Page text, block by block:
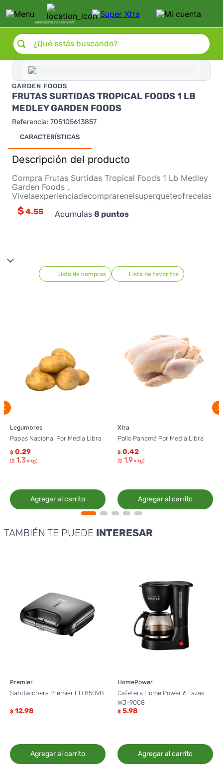
Seleccionauna ubicación
¿Qué estás buscando?
GARDEN FOODS
FRUTAS SURTIDAS TROPICAL FOODS 1 LB
MEDLEY GARDEN FOODS
Referencia: 705105613857
CARACTERÍSTICAS
Descripción del producto
Compra Frutas Surtidas Tropical Foods 1 Lb Medley
Garden Foods .
$4.55 Acumulas 8 puntos
Lista de compras Lista de favoritos
Legumbres
Papas Nacional Por Media Libra
$ 0.29
($ 1.3x kg)
Agregar al carrito
Xtra
Pollo Panamá Por Media Libra
$ 0.42
($ 1.9 x kg)
Agregar al carrito
TAMBIÉN TE PUEDE INTERESAR
Premier
Sandwichera Premier ED 8509B
$ 12.98
Agregar al carrito
HomePower
Cafetera Home Power 6 Tazas
WJ-9008
$ 5.98
Agregar al carrito